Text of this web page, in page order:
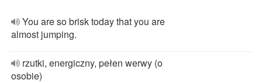
You are so brisk today that you are
almost jumping.
rzutki, energiczny, pełen werwy (o
osobie)